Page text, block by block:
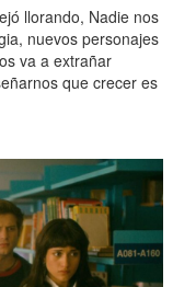
llorando, Nadie nos
nuevos personajes
va a extrañar
que crecer es